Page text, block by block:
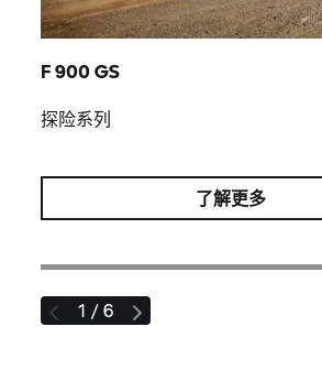
F 900 GS
探险系列
了解更多
1 / 6